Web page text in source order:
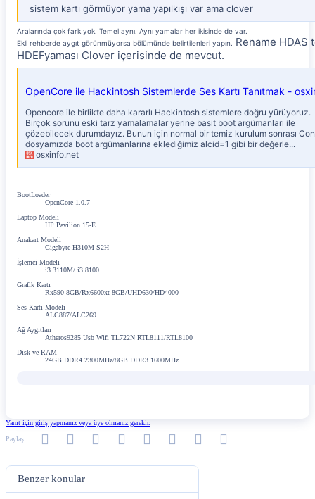
sistem kartı görmüyor yama yapılkışı var ama clover
Aralarında çok fark yok. Temel aynı. Aynı yamalar her ikisinde de var.
Ekli rehberde aygıt görünmüyorsa bölümünde belirtilenleri yapın.
Rename HDAS
HDEFyaması Clover içerisinde de mevcut.
Opencore ile birlikte daha kararlı Hackintosh sistemlere doğru yürüyoruz.
Birçok sorunu eski tarz yamalamalar yerine basit boot argümanları ile
çözebilecek durumdayız. Bunun için normal bir temiz kurulum sonrası
dosyamızda boot argümanlarına eklediğimiz alcid=1 gibi bir değerle...
osxinfo.net
BootLoader
OpenCore 1.0.7
Laptop Modeli
HP Pavilion 15-E
Anakart Modeli
Gigabyte H310M S2H
İşlemci Modeli
i3 3110M/ i3 8100
Grafik Kartı
Rx590 8GB/Rx6600xt 8GB/UHD630/HD4000
Ses Kartı Modeli
ALC887/ALC269
Ağ Aygıtları
Atheros9285 Usb Wifi TL722N RTL8111/RTL8100
Disk ve RAM
24GB DDR4 2300MHz/8GB DDR3 1600MHz
Yanıt için giriş yapmanız veya üye olmanız gerekir.
Paylaş: FacebookTwitter Reddit PinterestTumblr WhatsAppE-posta
Benzer konular